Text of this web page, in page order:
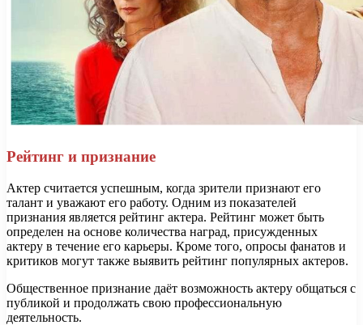
Рейтинг и признание
Актер считается успешным, когда зрители признают его
талант и уважают его работу. Одним из показателей
признания является рейтинг актера. Рейтинг может быть
определен на основе количества наград, присужденных
актеру в течение его карьеры. Кроме того, опросы фанатов и
критиков могут также выявить рейтинг популярных актеров.
Общественное признание даёт возможность актеру общаться с
публикой и продолжать свою профессиональную
деятельность.